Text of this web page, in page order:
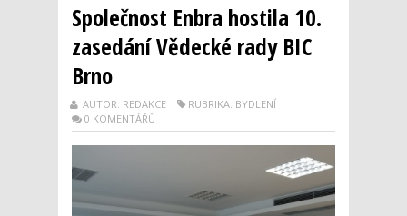
Společnost Enbra hostila 10.
zasedání Vědecké rady BIC
Brno
AUTOR: REDAKCE
RUBRIKA: BYDLENÍ
0 KOMENTÁŘŮ